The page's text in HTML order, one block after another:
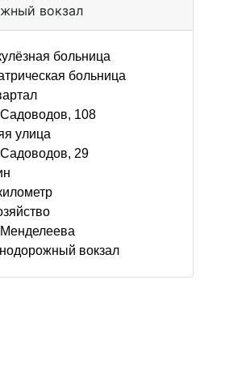
вокзал
больница
больница
108
улица
29
вокзал